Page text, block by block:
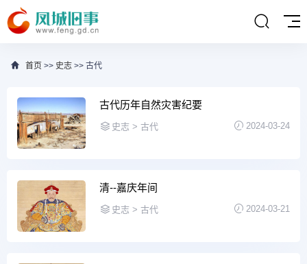
首页 >> 史志 >> 古代
古代历年自然灾害纪要
史志 > 古代 2024-03-24
清--嘉庆年间
史志 > 古代 2024-03-21